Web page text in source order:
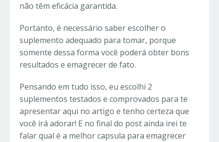
não têm eficácia garantida.
Portanto, é necessário saber escolher o
suplemento adequado para tomar, porque
somente dessa forma você poderá obter bons
resultados e emagrecer de fato.
Pensando em tudo isso, eu escolhi 2
suplementos testados e comprovados para te
apresentar aqui no artigo e tenho certeza que
você irá adorar! E no final do post ainda irei te
falar qual é a melhor capsula para emagrecer